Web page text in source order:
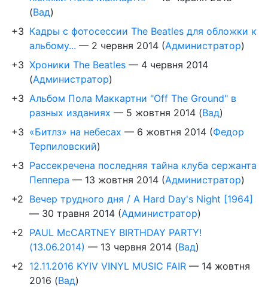
(Вад)
+3 Кадры с фотосессии The Beatles для обложки к
альбому... — 2 червня 2014 (Администратор)
+3 Хроники The Beatles — 4 червня 2014
(Администратор)
+3 Альбом Пола Маккартни "Off The Ground" в
разных изданиях — 5 жовтня 2014 (Вад)
+3 «Битлз» на небесах — 6 жовтня 2014 (Федор
Терпиловский)
+3 Рассекречена последняя тайна клуба сержанта
Пеппера — 13 жовтня 2014 (Администратор)
+2 Вечер трудного дня / A Hard Day's Night [1964]
— 30 травня 2014 (Администратор)
+2 PAUL McCARTNEY BIRTHDAY PARTY!
(13.06.2014) — 13 червня 2014 (Вад)
+2 12.11.2016 KYIV VINYL MUSIC FAIR — 14 жовтня
2016 (Вад)